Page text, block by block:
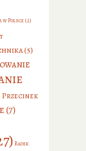
w Polsce(2)
(5)
Przecinek
(7)
Radek